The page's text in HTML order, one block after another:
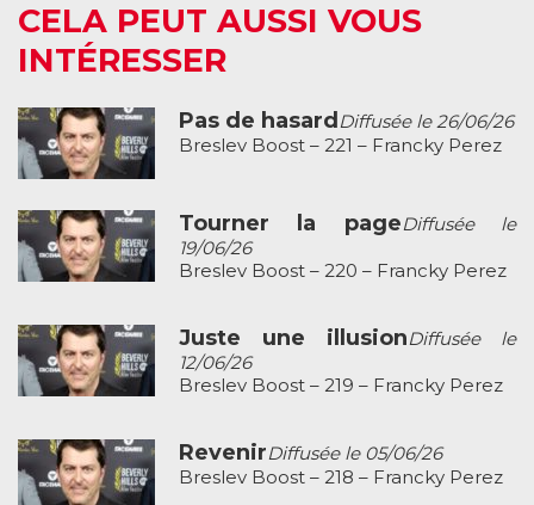
CELA PEUT AUSSI VOUS
INTÉRESSER
Pas de hasard Diffusée le 26/06/26
Breslev Boost – 221 – Francky Perez
Tourner la pageDiffusée le
19/06/26
Breslev Boost – 220 – Francky Perez
Juste une illusionDiffusée le
12/06/26
Breslev Boost – 219 – Francky Perez
RevenirDiffusée le 05/06/26
Breslev Boost – 218 – Francky Perez